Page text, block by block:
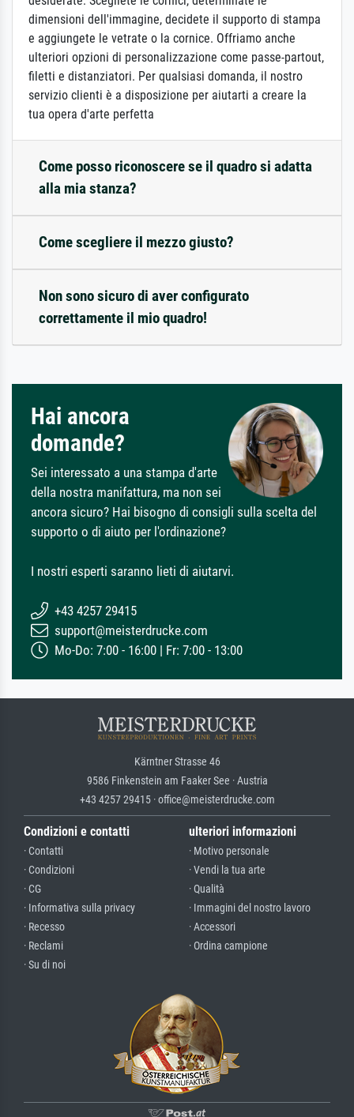
dimensioni dell'immagine, decidete il supporto di stampa
e aggiungete le vetrate o la cornice. Offriamo anche
ulteriori opzioni di personalizzazione come passe-partout,
filetti e distanziatori. Per qualsiasi domanda, il nostro
servizio clienti è a disposizione per aiutarti a creare la
tua opera d'arte perfetta
Come posso riconoscere se il quadro si adatta
alla mia stanza?
Come scegliere il mezzo giusto?
Non sono sicuro di aver configurato
correttamente il mio quadro!
Hai ancora
domande?
Sei interessato a una stampa d'arte
della nostra manifattura, ma non sei
ancora sicuro? Hai bisogno di consigli sulla scelta del
supporto o di aiuto per l'ordinazione?
I nostri esperti saranno lieti di aiutarvi.
+43 4257 29415
support@meisterdrucke.com
Mo-Do: 7:00 - 16:00 | Fr: 7:00 - 13:00
Kärntner Strasse 46
9586 Finkenstein am Faaker See · Austria
+43 4257 29415 · office@meisterdrucke.com
Condizioni e contatti
· Contatti
· Condizioni
· CG
· Informativa sulla privacy
· Recesso
· Reclami
· Su di noi
ulteriori informazioni
· Motivo personale
· Vendi la tua arte
· Qualità
· Immagini del nostro lavoro
· Accessori
· Ordina campione